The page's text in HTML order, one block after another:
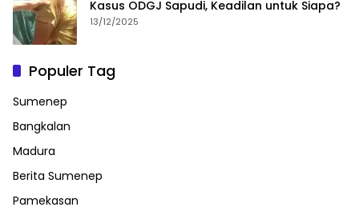
Kasus ODGJ Sapudi, Keadilan untuk Siapa?
13/12/2025
Populer Tag
Sumenep
Bangkalan
Madura
Berita Sumenep
Pamekasan